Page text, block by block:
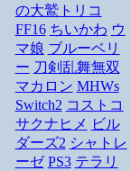
の大鷲トリコ
FF16 ちいかわ ウ
マ娘 ブルーベリ
ー 刀剣乱舞無双
マカロン MHWs
Switch2 コストコ
サクナヒメ ビル
ダーズ2 シャトレ
ーゼ PS3 テラリ